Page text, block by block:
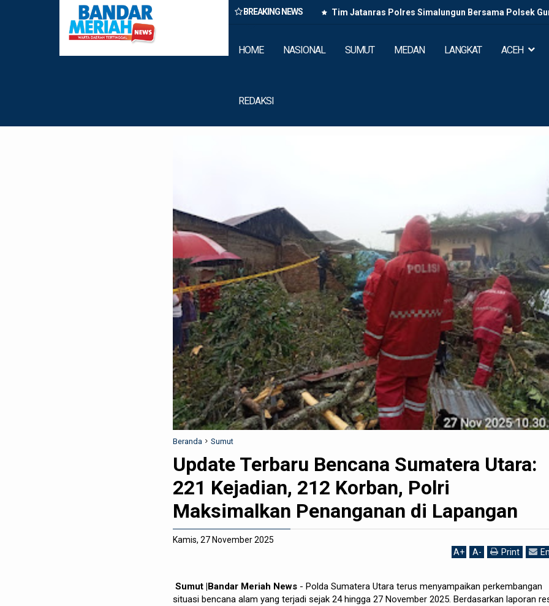
BREAKING NEWS
Chun Sen Dorong Transformasi Fungsi Dewan Melalui Inovasi dan
Digitalisasi
Tim Jatanras Polres Simalungun Bersama Polsek
HOME NASIONAL SUMUT MEDAN LANGKAT ACEH
REDAKSI
Beranda Sumut
Update Terbaru Bencana Sumatera Utara:
221 Kejadian, 212 Korban, Polri
Maksimalkan Penanganan di Lapangan
Kamis, 27 November 2025
A+ A- Print
Sumut |Bandar Meriah News - Polda Sumatera Utara terus menyampaikan perkembangan
situasi bencana alam yang terjadi sejak 24 hingga 27 November 2025. Berdasarkan laporan